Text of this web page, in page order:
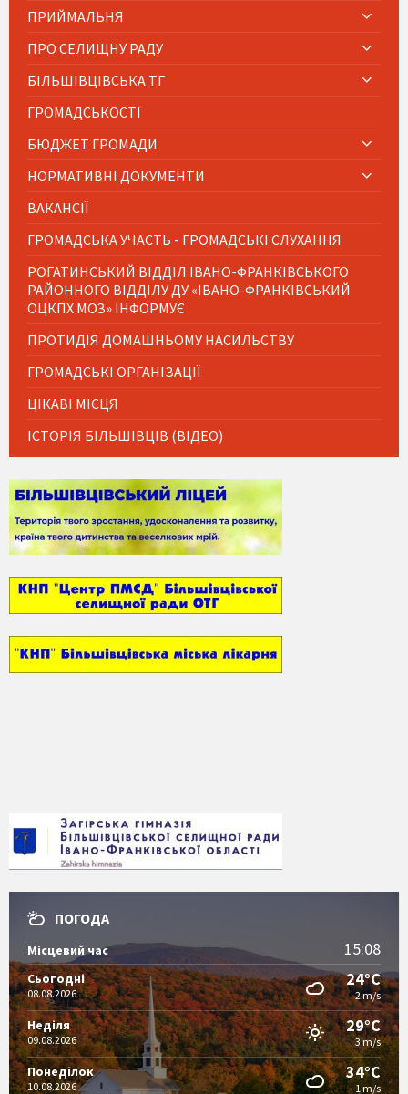
ПРИЙМАЛЬНЯ
ПРО СЕЛИЩНУ РАДУ
БІЛЬШІВЦІВСЬКА ТГ
ГРОМАДСЬКОСТІ
БЮДЖЕТ ГРОМАДИ
НОРМАТИВНІ ДОКУМЕНТИ
ВАКАНСІЇ
ГРОМАДСЬКА УЧАСТЬ - ГРОМАДСЬКІ СЛУХАННЯ
РОГАТИНСЬКИЙ ВІДДІЛ ІВАНО-ФРАНКІВСЬКОГО
РАЙОННОГО ВІДДІЛУ ДУ «ІВАНО-ФРАНКІВСЬКИЙ
ОЦКПХ МОЗ» ІНФОРМУЄ
ПРОТИДІЯ ДОМАШНЬОМУ НАСИЛЬСТВУ
ГРОМАДСЬКІ ОРГАНІЗАЦІЇ
ЦІКАВІ МІСЦЯ
ІСТОРІЯ БІЛЬШІВЦІВ (ВІДЕО)
ПОГОДА
Місцевий час 15:08
Сьогодні
08.08.2026
24°C
2 m/s
Неділя
09.08.2026
29°C
3 m/s
Понеділок
10.08.2026
34°C
1 m/s